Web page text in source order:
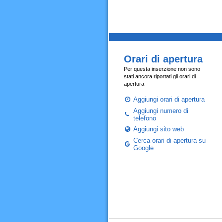
Orari di apertura
Per questa inserzione non sono
stati ancora riportati gli orari di
apertura.
Aggiungi orari di apertura
Aggiungi numero di
telefono
Aggiungi sito web
Cerca orari di apertura su
Google